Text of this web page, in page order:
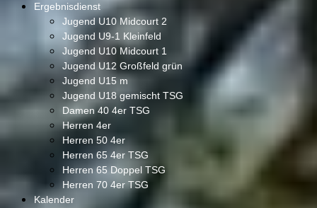
Ergebnisdienst
Jugend U10 Midcourt 2
Jugend U9-1 Kleinfeld
Jugend U10 Midcourt 1
Jugend U12 Großfeld grün
Jugend U15 m
Jugend U18 gemischt TSG
Damen 40 4er TSG
Herren 4er
Herren 50 4er
Herren 65 4er TSG
Herren 65 Doppel TSG
Herren 70 4er TSG
Kalender